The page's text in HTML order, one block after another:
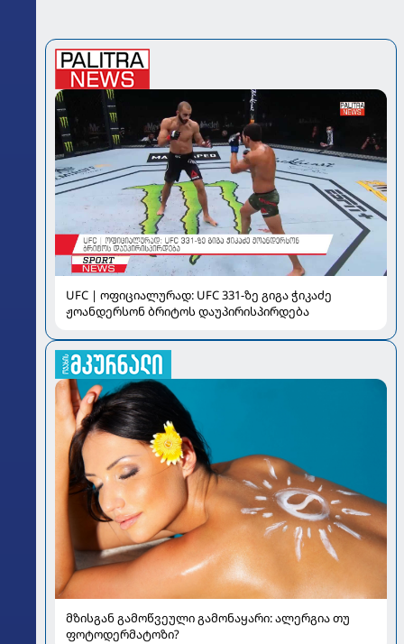
UFC | ოფიციალურად: UFC 331-ზე გიგა ჭიკაძე
ჟოანდერსონ ბრიტოს დაუპირისპირდება
მზისგან გამოწვეული გამონაყარი: ალერგია თუ
ფოტოდერმატოზი?